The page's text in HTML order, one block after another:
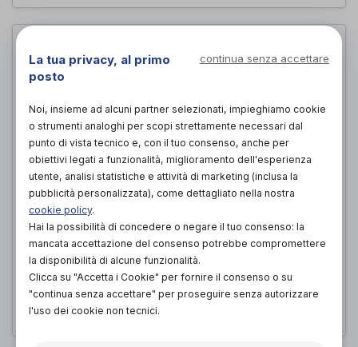
Traversa 90x140
Alboland
PROVA E ACQUISTA IN NEGOZIO DA39,00€
La tua privacy, al primo
posto
continua senza accettare
Noi, insieme ad alcuni partner selezionati, impieghiamo cookie
o strumenti analoghi per scopi strettamente necessari dal
punto di vista tecnico e, con il tuo consenso, anche per
obiettivi legati a funzionalità, miglioramento dell'esperienza
utente, analisi statistiche e attività di marketing (inclusa la
pubblicità personalizzata), come dettagliato nella nostra
cookie policy.
Hai la possibilità di concedere o negare il tuo consenso: la
mancata accettazione del consenso potrebbe compromettere
la disponibilità di alcune funzionalità.
Clicca su "Accetta i Cookie" per fornire il consenso o su
"continua senza accettare" per proseguire senza autorizzare
l'uso dei cookie non tecnici.